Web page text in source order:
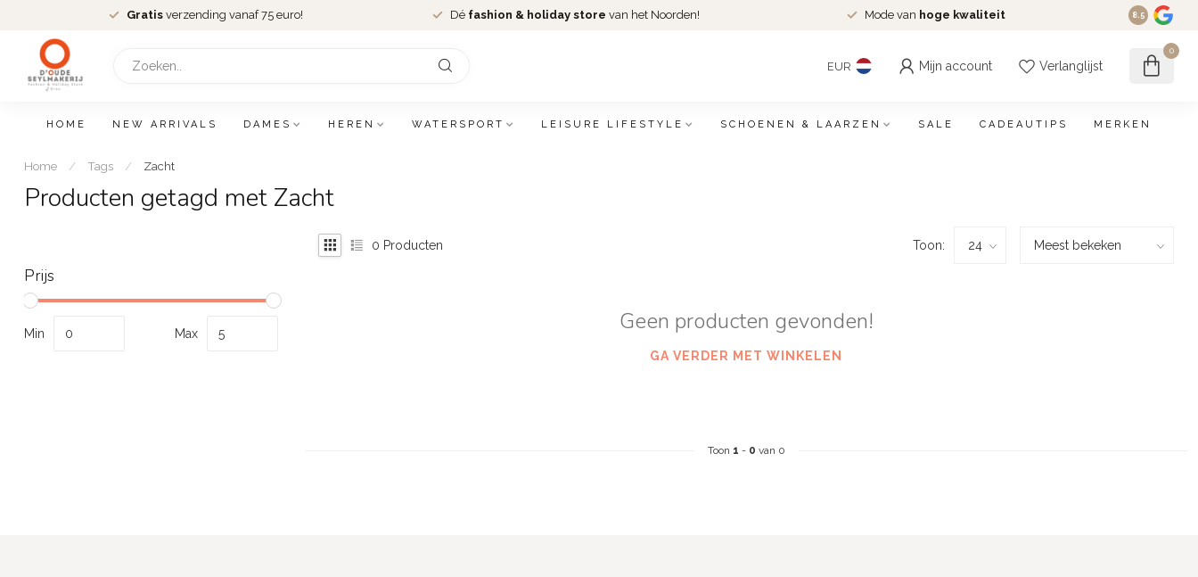
Gratis verzending vanaf 75 euro! Dé fashion & holiday store van het Noorden! Mode van hoge kwaliteit 8.5
EUR Mijn account Verlanglijst
0
HOME NEW ARRIVALS DAMES HEREN WATERSPORT LEISURE LIFESTYLE SCHOENEN & LAARZEN SALE CADEAUTIPS MERKEN
Home / Tags / Zacht
Producten getagd met Zacht
Prijs
Min Max
0 Producten Toon:
Geen producten gevonden!
GA VERDER MET WINKELEN
Toon 1 - 0 van 0